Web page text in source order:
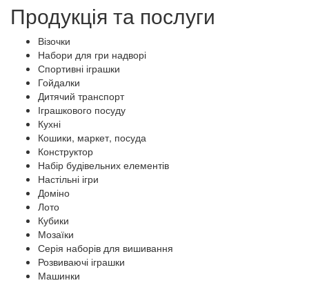
Продукція та послуги
Візочки
Набори для гри надворі
Спортивні іграшки
Гойдалки
Дитячий транспорт
Іграшкового посуду
Кухні
Кошики, маркет, посуда
Конструктор
Набір будівельних елементів
Настільні ігри
Доміно
Лото
Кубики
Мозаїки
Серія наборів для вишивання
Розвиваючі іграшки
Машинки